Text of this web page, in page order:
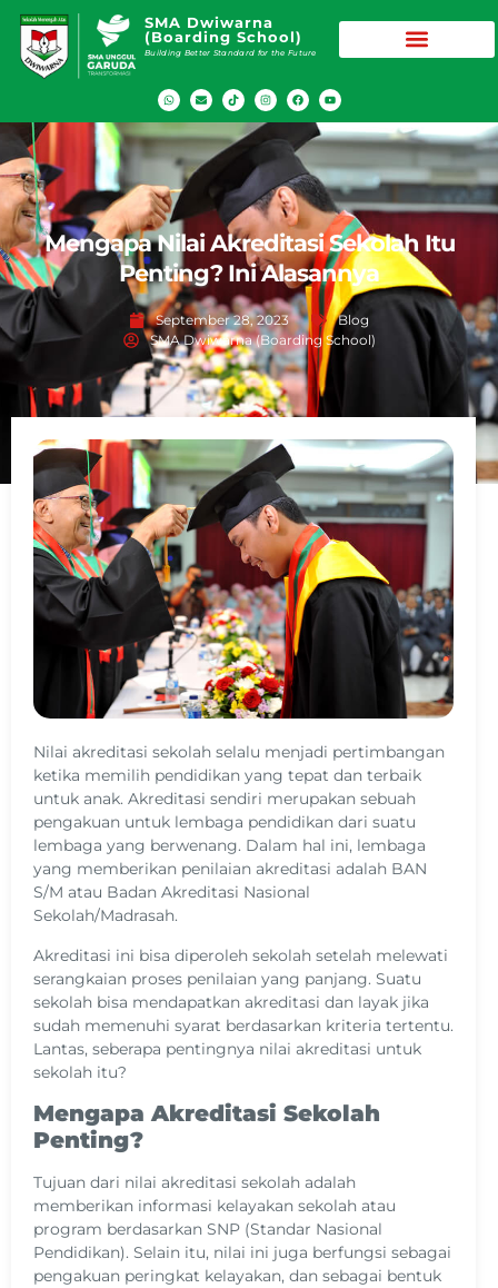
SMA Dwiwarna
(Boarding School)
Building Better Standard for the Future
Mengapa Nilai Akreditasi Sekolah Itu
Penting? Ini Alasannya
September 28, 2023
Blog
SMA Dwiwarna (Boarding School)
Nilai akreditasi sekolah selalu menjadi pertimbangan
ketika memilih pendidikan yang tepat dan terbaik
untuk anak. Akreditasi sendiri merupakan sebuah
pengakuan untuk lembaga pendidikan dari suatu
lembaga yang berwenang. Dalam hal ini, lembaga
yang memberikan penilaian akreditasi adalah BAN
S/M atau Badan Akreditasi Nasional
Sekolah/Madrasah.
Akreditasi ini bisa diperoleh sekolah setelah melewati
serangkaian proses penilaian yang panjang. Suatu
sekolah bisa mendapatkan akreditasi dan layak jika
sudah memenuhi syarat berdasarkan kriteria tertentu.
Lantas, seberapa pentingnya nilai akreditasi untuk
sekolah itu?
Mengapa Akreditasi Sekolah
Penting?
Tujuan dari nilai akreditasi sekolah adalah
memberikan informasi kelayakan sekolah atau
program berdasarkan SNP (Standar Nasional
Pendidikan). Selain itu, nilai ini juga berfungsi sebagai
pengakuan peringkat kelayakan, dan sebagai bentuk